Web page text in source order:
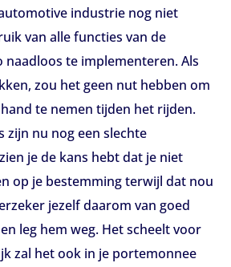
industrie nog niet
van alle functies van de
te implementeren. Als
zou het geen nut hebben om
te nemen tijden het rijden.
zijn nu nog een slechte
je de kans hebt dat je niet
op je bestemming terwijl dat nou
jezelf daarom van goed
leg hem weg. Het scheelt voor
zal het ook in je portemonnee